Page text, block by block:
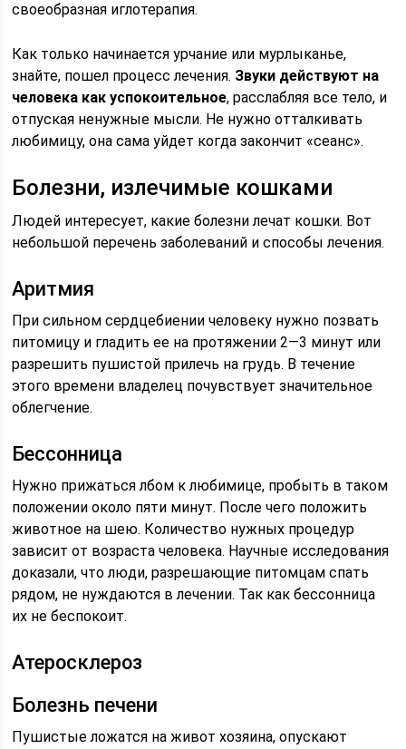
своеобразная иглотерапия.
Как только начинается урчание или мурлыканье,
знайте, пошел процесс лечения. Звуки действуют на
человека как успокоительное, расслабляя все тело, и
отпуская ненужные мысли. Не нужно отталкивать
любимицу, она сама уйдет когда закончит «сеанс».
Болезни, излечимые кошками
Людей интересует, какие болезни лечат кошки. Вот
небольшой перечень заболеваний и способы лечения.
Аритмия
При сильном сердцебиении человеку нужно позвать
питомицу и гладить ее на протяжении 2—3 минут или
разрешить пушистой прилечь на грудь. В течение
этого времени владелец почувствует значительное
облегчение.
Бессонница
Нужно прижаться лбом к любимице, пробыть в таком
положении около пяти минут. После чего положить
животное на шею. Количество нужных процедур
зависит от возраста человека. Научные исследования
доказали, что люди, разрешающие питомцам спать
рядом, не нуждаются в лечении. Так как бессонница
их не беспокоит.
Атеросклероз
Болезнь печени
Пушистые ложатся на живот хозяина, опускают